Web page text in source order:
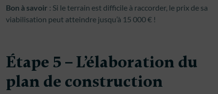
Bon à savoir : Si le terrain est difficile à raccorder, le prix de sa
viabilisation peut atteindre jusqu’à 15 000 € !
Étape 5 – L’élaboration du
plan de construction